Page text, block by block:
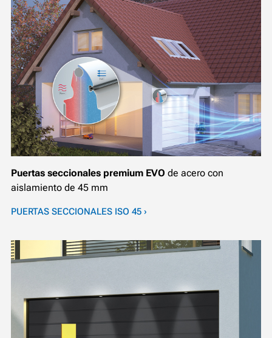
Puertas seccionales premium EVO de acero con
aislamiento de 45 mm
PUERTAS SECCIONALES ISO 45 ›